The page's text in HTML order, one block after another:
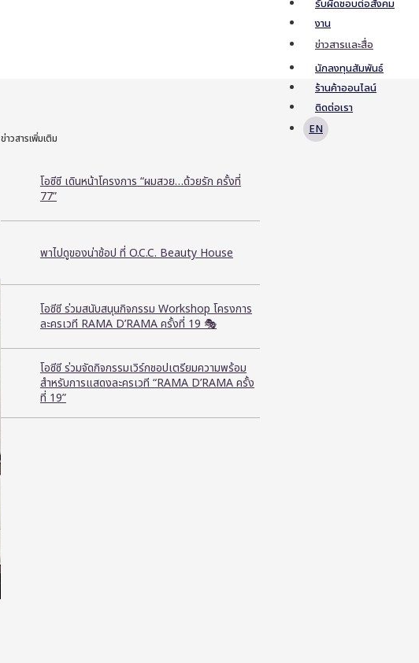
รับผิดชอบต่อสังคม
งาน
ข่าวสารและสื่อ
นักลงทุนสัมพันธ์
ร้านค้าออนไลน์
ติดต่อเรา
EN
ข่าวสารเพิ่มเติม
โอซีซี เดินหน้าโครงการ “ผมสวย…ด้วยรัก ครั้งที่
77”
พาไปดูของน่าช้อป ที่ O.C.C. Beauty House
โอซีซี ร่วมสนับสนุนกิจกรรม Workshop โครงการ
ละครเวที RAMA D’RAMA ครั้งที่ 19 🎭
โอซีซี ร่วมจัดกิจกรรมเวิร์กชอปเตรียมความพร้อม
สำหรับการแสดงละครเวที “RAMA D’RAMA ครั้ง
ที่ 19”